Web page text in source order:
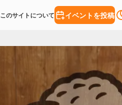
このサイトについて イベントを投稿